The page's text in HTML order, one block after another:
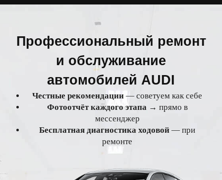
Профессиональный ремонт
и обслуживание
автомобилей AUDI
Честные рекомендации — советуем как себе
Фотоотчёт каждого этапа→ прямо в
мессенджер
Бесплатная диагностика ходовой — при
ремонте